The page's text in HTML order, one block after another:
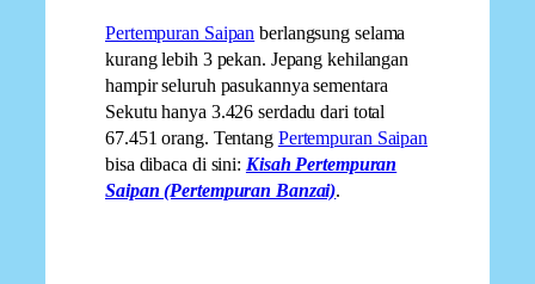
Pertempuran Saipan berlangsung selama
kurang lebih 3 pekan. Jepang kehilangan
hampir seluruh pasukannya sementara
Sekutu hanya 3.426 serdadu dari total
67.451 orang. Tentang Pertempuran Saipan
bisa dibaca di sini: Kisah Pertempuran
Saipan (Pertempuran Banzai).